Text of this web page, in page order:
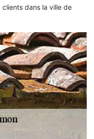
clients dans la ville de